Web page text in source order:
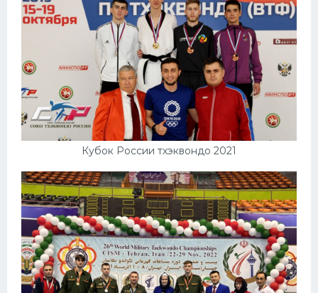
Кубок России тхэквондо 2021